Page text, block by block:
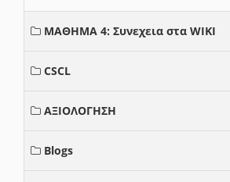
ΜΑΘΗΜΑ 4: Συνεχεια στα WIKI
CSCL
ΑΞΙΟΛΟΓΗΣΗ
Blogs